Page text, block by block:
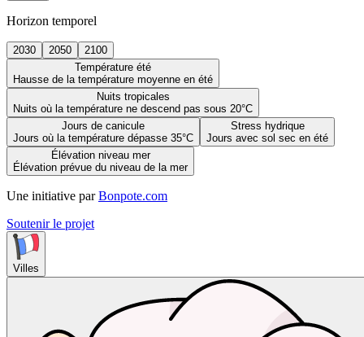
Horizon temporel
2030 2050
2100
Température été
Hausse de la température moyenne en été
Nuits tropicales
Nuits où la température ne descend pas sous 20°C
Jours de canicule
Jours où la température dépasse 35°C
Stress hydrique
Jours avec sol sec en été
Élévation niveau mer
Élévation prévue du niveau de la mer
Une initiative par Bonpote.com
Soutenir le projet
Villes